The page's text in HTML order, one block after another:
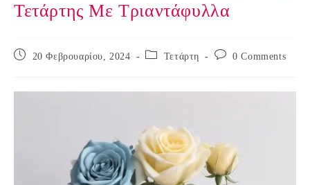
Τετάρτης Με Τριαντάφυλλα
Post
20 Φεβρουαρίου, 2024
Post Τετάρτη
Post 0 Comments